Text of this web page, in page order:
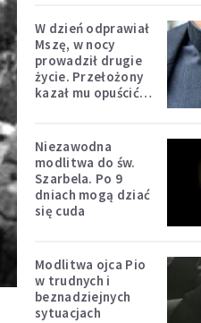
W dzień odprawiał
Mszę, w nocy
prowadził drugie
życie. Przełożony
kazał mu opuścić
Niezawodna
modlitwa do św.
Szarbela. Po 9
dniach mogą dziać
się cuda
Modlitwa ojca Pio
w trudnych i
beznadziejnych
sytuacjach